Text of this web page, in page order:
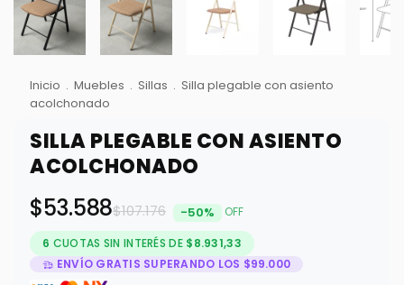
Inicio . Muebles . Sillas . Silla plegable con asiento
acolchonado
SILLA PLEGABLE CON ASIENTO
ACOLCHONADO
$53.588$107.176 -50% OFF
6 CUOTAS SIN INTERÉS DE $8.931,33
ENVÍO GRATIS SUPERANDO LOS $99.000